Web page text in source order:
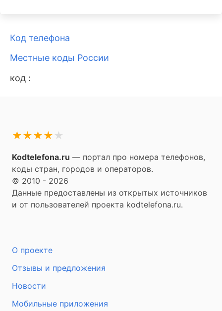
Код телефона
Местные коды России
код :
★
★
★
★
★
Kodtelefona.ru — портал про номера телефонов,
коды стран, городов и операторов.
© 2010 - 2026
Данные предоставлены из открытых источников
и от пользователей проекта kodtelefona.ru.
О проекте
Отзывы и предложения
Новости
Мобильные приложения